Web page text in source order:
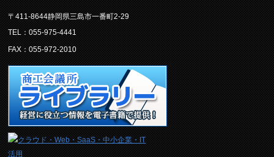
〒411-8644静岡県三島市一番町2-29
TEL：055-975-4441
FAX：055-972-2010